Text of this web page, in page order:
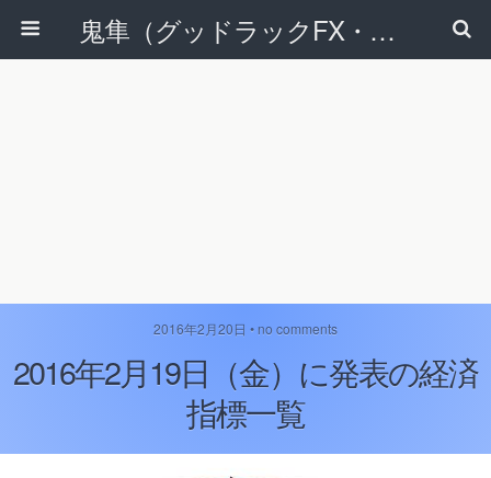
鬼隼（グッドラックFX・改）
2016年2月20日 • no comments
2016年2月19日（金）に発表の経済
指標一覧